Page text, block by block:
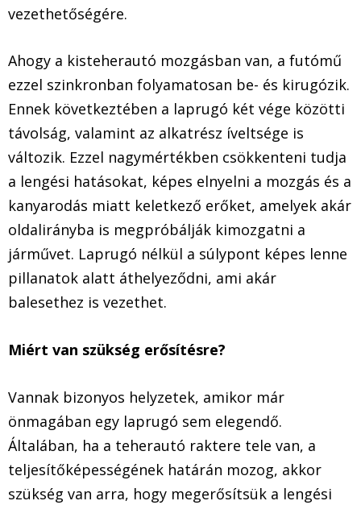
vezethetőségére.
Ahogy a kisteherautó mozgásban van, a futómű
ezzel szinkronban folyamatosan be- és kirugózik.
Ennek következtében a laprugó két vége közötti
távolság, valamint az alkatrész íveltsége is
változik. Ezzel nagymértékben csökkenteni tudja
a lengési hatásokat, képes elnyelni a mozgás és a
kanyarodás miatt keletkező erőket, amelyek akár
oldalirányba is megpróbálják kimozgatni a
járművet. Laprugó nélkül a súlypont képes lenne
pillanatok alatt áthelyeződni, ami akár
balesethez is vezethet.
Miért van szükség erősítésre?
Vannak bizonyos helyzetek, amikor már
önmagában egy laprugó sem elegendő.
Általában, ha a teherautó raktere tele van, a
teljesítőképességének határán mozog, akkor
szükség van arra, hogy megerősítsük a lengési